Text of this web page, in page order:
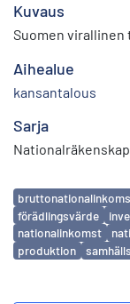
Kuvaus
Suomen virallinen
Aihealue
kansantalous
Sarja
Avainsanat
förädlingsvärde
nationalinkomst
produktion